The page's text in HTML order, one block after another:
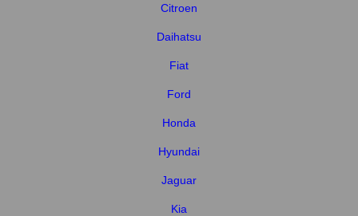
Citroen
Daihatsu
Fiat
Ford
Honda
Hyundai
Jaguar
Kia